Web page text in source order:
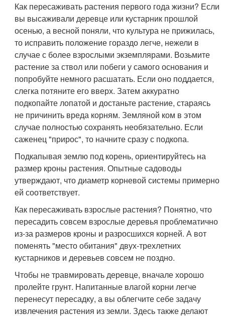
Как пересаживать растения первого года жизни? Если
вы высаживали деревце или кустарник прошлой
осенью, а весной поняли, что культура не прижилась,
то исправить положение гораздо легче, нежели в
случае с более взрослыми экземплярами. Возьмите
растение за ствол или побеги у самого основания и
попробуйте немного расшатать. Если оно поддается,
слегка потяните его вверх. Затем аккуратно
подкопайте лопатой и достаньте растение, стараясь
не причинить вреда корням. Земляной ком в этом
случае полностью сохранять необязательно. Если
саженец "прирос", то начните сразу с подкопа.
Подкапывая землю под корень, ориентируйтесь на
размер кроны растения. Опытные садоводы
утверждают, что диаметр корневой системы примерно
ей соответствует.
Как пересаживать взрослые растения? Понятно, что
пересадить совсем взрослые деревья проблематично
из-за размеров кроны и разросшихся корней. А вот
поменять "место обитания" двух-трехлетних
кустарников и деревьев совсем не поздно.
Чтобы не травмировать деревце, вначале хорошо
пролейте грунт. Напитанные влагой корни легче
перенесут пересадку, а вы облегчите себе задачу
извлечения растения из земли. Здесь также делают